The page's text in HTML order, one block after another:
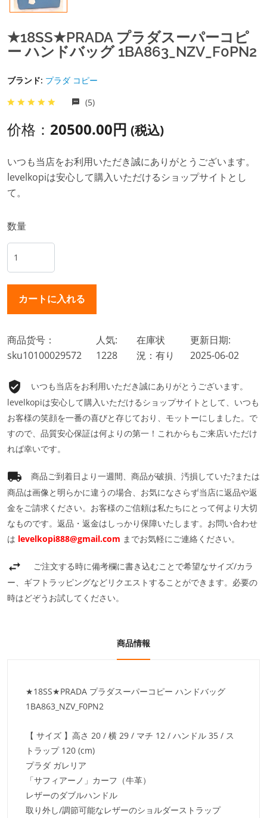
★18SS★PRADA プラダスーパーコピ
ー ハンドバッグ 1BA863_NZV_F0PN2
ブランド: プラダ コピー
(5)
价格： 20500.00円 (税込)
いつも当店をお利用いただき誠にありがとうございます。
levelkopiは安心して購入いただけるショップサイトとし
て。
数量
商品货号：
sku10100029572
人気:
1228
在庫状
況：有り
更新日期:
2025-06-02
いつも当店をお利用いただき誠にありがとうございます。
levelkopiは安心して購入いただけるショップサイトとして、いつも
お客様の笑顔を一番の喜びと存じており、モットーにしました。で
すので、品質安心保証は何よりの第一！これからもご来店いただけ
れば幸いです。
商品ご到着日より一週間、商品が破損、汚損していた?または
商品は画像と明らかに違うの場合、お気になさらず当店に返品や返
金をご請求ください。お客様のご信頼は私たちにとって何より大切
なものです。返品・返金はしっかり保障いたします。お問い合わせ
は levelkopi888@gmail.com までお気軽にご連絡ください。
ご注文する時に備考欄に書き込むことで希望なサイズ/カラ
ー、ギフトラッピングなどリクエストすることができます。必要の
時はどぞうお試してください。
商品情報
★18SS★PRADA プラダスーパーコピー ハンドバッグ
1BA863_NZV_F0PN2
【 サイズ 】高さ 20 / 横 29 / マチ 12 / ハンドル 35 / ス
トラップ 120 (cm)
プラダ ガレリア
「サフィアーノ」カーフ（牛革）
レザーのダブルハンドル
取り外し/調節可能なレザーのショルダーストラップ